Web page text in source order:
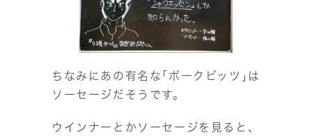
ちなみにあの有名な｢ポークビッツ｣は
ソーセージだそうです。
ウインナーとかソーセージを見ると、